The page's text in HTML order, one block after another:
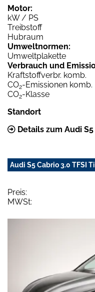
Motor:
kW / PS
Treibstoff
Hubraum
Umweltnormen:
Umweltplakette
Verbrauch und
Kraftstoffverbr. komb.
CO2-Emissionen komb.
CO2-Klasse
Standort
Details zum Audi
Audi S5 Cabrio 3.0 TFSI
Preis:
MWSt: